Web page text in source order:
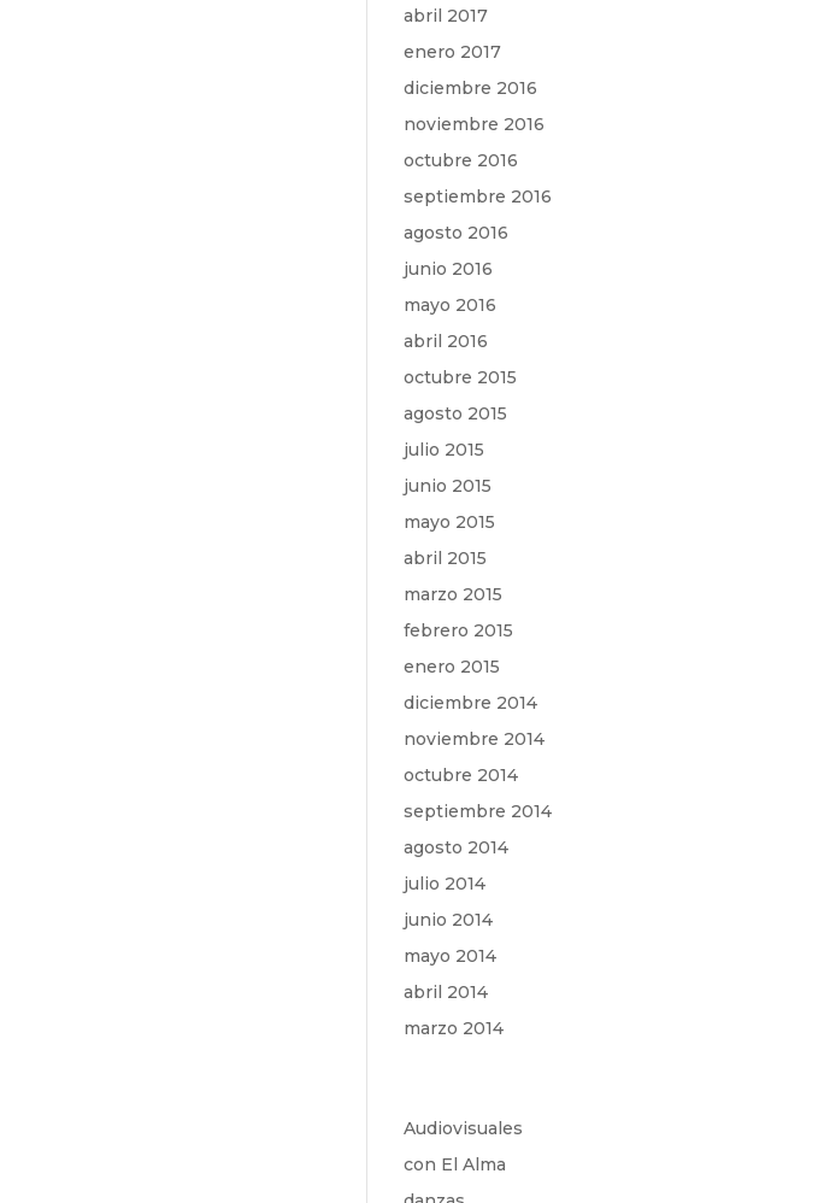
abril 2017
enero 2017
diciembre 2016
noviembre 2016
octubre 2016
septiembre 2016
agosto 2016
junio 2016
mayo 2016
abril 2016
octubre 2015
agosto 2015
julio 2015
junio 2015
mayo 2015
abril 2015
marzo 2015
febrero 2015
enero 2015
diciembre 2014
noviembre 2014
octubre 2014
septiembre 2014
agosto 2014
julio 2014
junio 2014
mayo 2014
abril 2014
marzo 2014
Audiovisuales
con El Alma